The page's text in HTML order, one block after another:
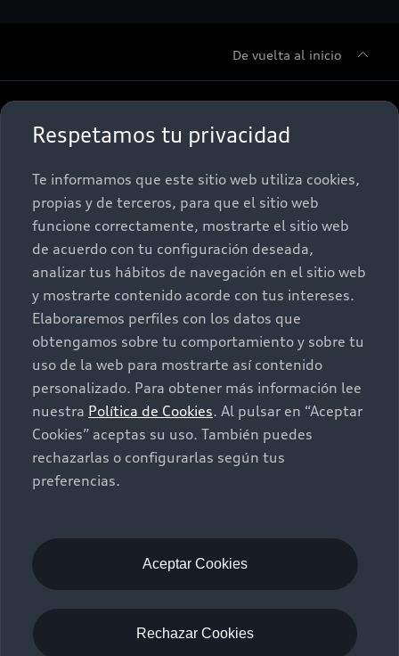
Respetamos tu privacidad
Te informamos que este sitio web utiliza cookies,
propias y de terceros, para que el sitio web
funcione correctamente, mostrarte el sitio web
de acuerdo con tu configuración deseada,
analizar tus hábitos de navegación en el sitio web
y mostrarte contenido acorde con tus intereses.
Elaboraremos perfiles con los datos que
obtengamos sobre tu comportamiento y sobre tu
uso de la web para mostrarte así contenido
personalizado. Para obtener más información lee
nuestra Política de Cookies. Al pulsar en “Aceptar
Cookies” aceptas su uso. También puedes
rechazarlas o configurarlas según tus
preferencias.
Aceptar Cookies
Rechazar Cookies
De vuelta al inicio
Sobre Nosotros
Nuestras Promociones
Postventa
Audi Aftersales
Autos Nuevos
Quiero un Audi nuevo
Seminuevos
Audi Certified :plus
Contacto
Contáctanos
Citas de servicio
Información de vehículo nuevo
Utilizamos cookies para mejorar nuestro sitio
web y tu experiencia en línea. Al continuar
cookies.
Aviso de privacidad